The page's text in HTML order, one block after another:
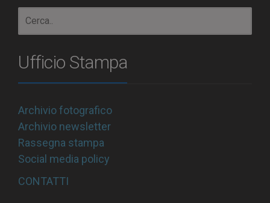
Ufficio Stampa
Archivio fotografico
Archivio newsletter
Rassegna stampa
Social media policy
CONTATTI